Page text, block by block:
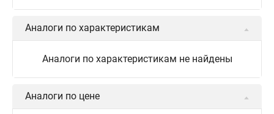
Аналоги по характеристикам
Аналоги по характеристикам не найдены
Аналоги по цене